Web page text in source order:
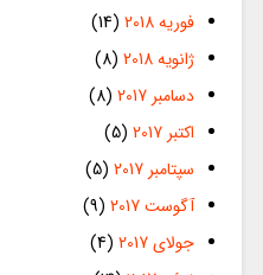
فوریه 2018
(14)
ژانویه 2018
(8)
دسامبر 2017
(8)
اکتبر 2017
(5)
سپتامبر 2017
(5)
آگوست 2017
(9)
جولای 2017
(4)